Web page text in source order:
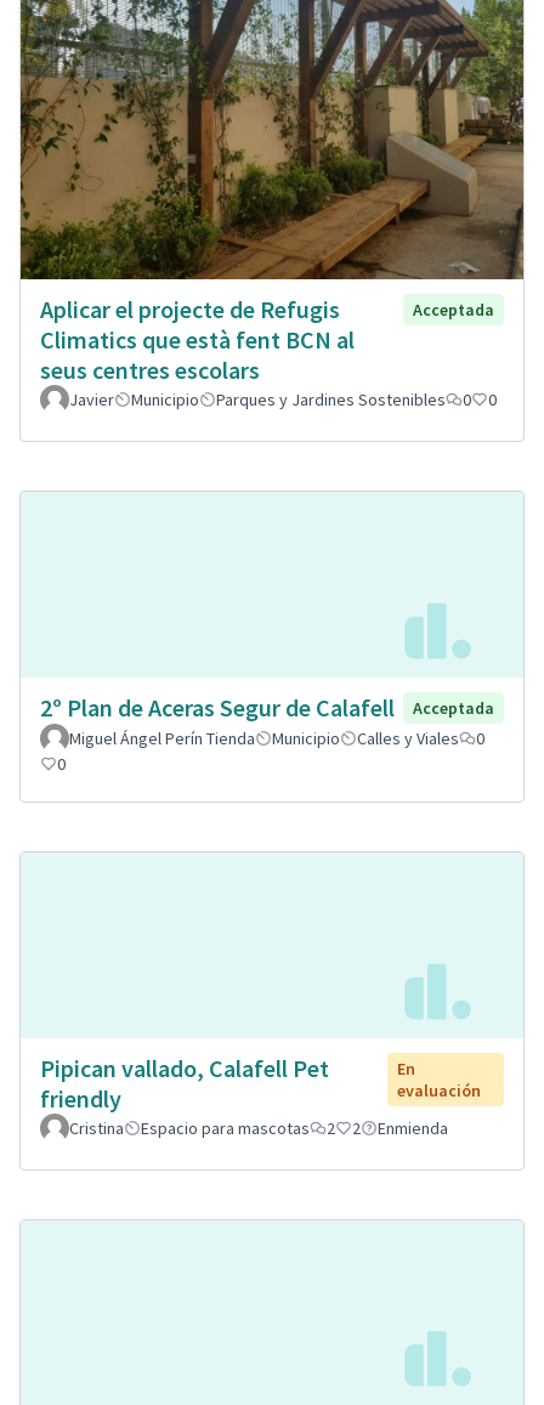
Aplicar el projecte de Refugis
Climatics que està fent BCN al
seus centres escolars
Acceptada
Javier Municipio Parques y Jardines Sostenibles 0 0
2º Plan de Aceras Segur de Calafell
Acceptada
Miguel Ángel Perín Tienda
Municipio Calles y Viales
0
0
Pipican vallado, Calafell Pet
friendly
En
evaluación
Cristina
Espacio para mascotas 2 2 Enmienda